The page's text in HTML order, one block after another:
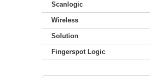
Scanlogic
Wireless
Solution
Fingerspot Logic